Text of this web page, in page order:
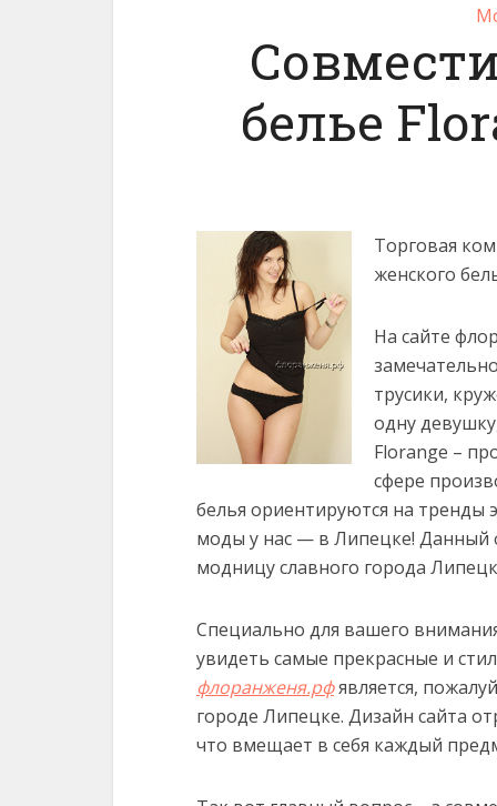
белье
Торговая
женского
На сайте
трусики,
одну
Florange –
сфере
белья ориентируются на
моды у нас — в Липецке! Данный
модницу славного города
Специально для вашего
увидеть самые прекрасные и
флоранженя.рфявляется,
городе Липецке. Дизайн сайта
что вмещает в себя каждый